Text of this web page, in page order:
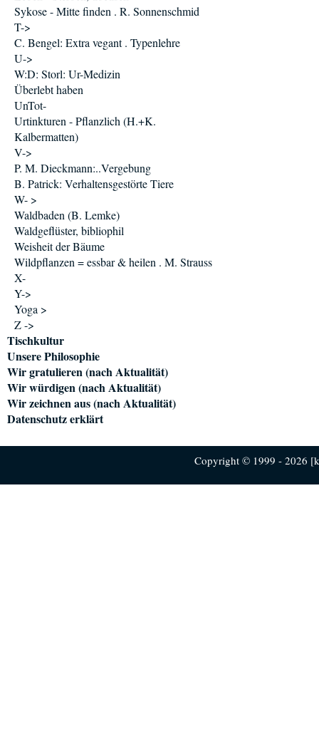
Sykose - Mitte finden . R. Sonnenschmid
T->
C. Bengel: Extra vegant . Typenlehre
U->
W:D: Storl: Ur-Medizin
Überlebt haben
UnTot-
Urtinkturen - Pflanzlich (H.+K.
Kalbermatten)
V->
P. M. Dieckmann:..Vergebung
B. Patrick: Verhaltensgestörte Tiere
W- >
Waldbaden (B. Lemke)
Waldgeflüster, bibliophil
Weisheit der Bäume
Wildpflanzen = essbar & heilen . M. Strauss
X-
Y->
Yoga >
Z ->
Tischkultur
Unsere Philosophie
Wir gratulieren (nach Aktualität)
Wir würdigen (nach Aktualität)
Wir zeichnen aus (nach Aktualität)
Datenschutz erklärt
Copyright © 1999 - 2026